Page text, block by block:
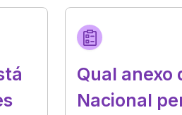
Qual anexo
Nacional